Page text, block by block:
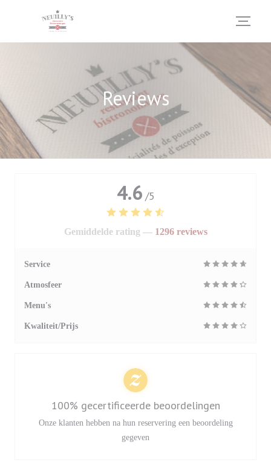
Reviews
4.6 /5
Gemiddelde rating — 1296 reviews
Service
Atmosfeer
Menu's
Kwaliteit/Prijs
100% gecertificeerde beoordelingen
Onze klanten hebben na hun reservering een beoordeling
gegeven